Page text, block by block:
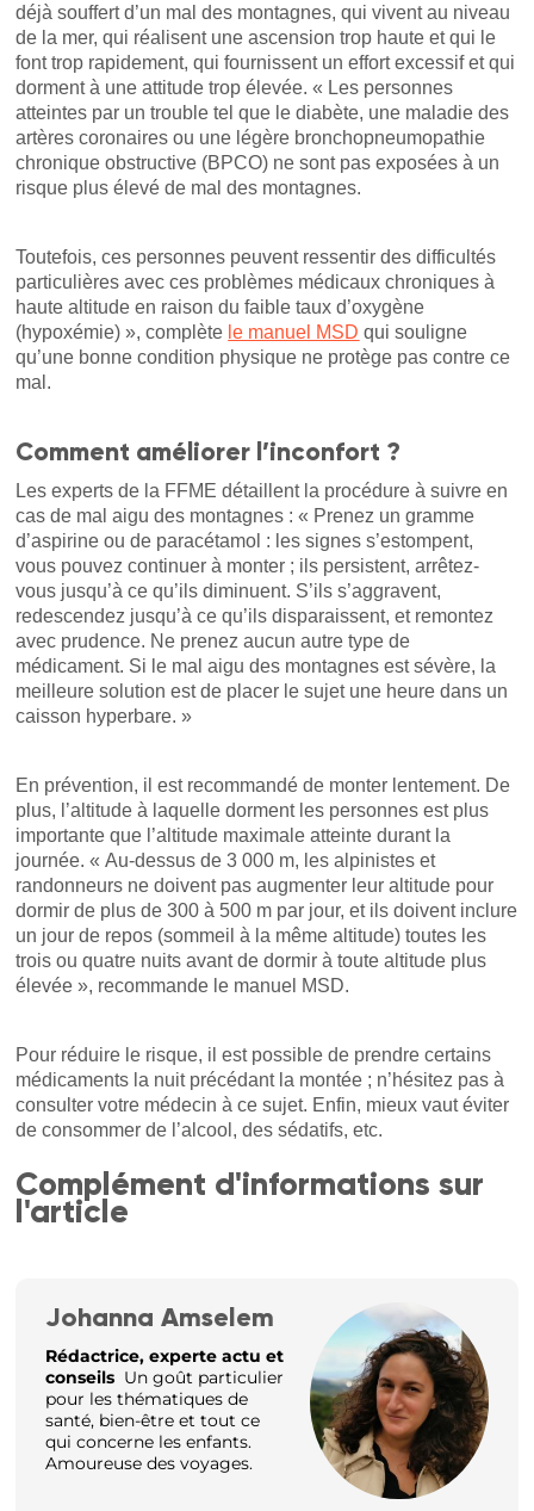
déjà souffert d’un mal des montagnes, qui vivent au niveau
de la mer, qui réalisent une ascension trop haute et qui le
font trop rapidement, qui fournissent un effort excessif et qui
dorment à une attitude trop élevée. « Les personnes
atteintes par un trouble tel que le diabète, une maladie des
artères coronaires ou une légère bronchopneumopathie
chronique obstructive (BPCO) ne sont pas exposées à un
risque plus élevé de mal des montagnes.
Toutefois, ces personnes peuvent ressentir des difficultés
particulières avec ces problèmes médicaux chroniques à
haute altitude en raison du faible taux d’oxygène
(hypoxémie) », complète le manuel MSD qui souligne
qu’une bonne condition physique ne protège pas contre ce
mal.
Comment améliorer l’inconfort ?
Les experts de la FFME détaillent la procédure à suivre en
cas de mal aigu des montagnes : « Prenez un gramme
d’aspirine ou de paracétamol : les signes s’estompent,
vous pouvez continuer à monter ; ils persistent, arrêtez-
vous jusqu’à ce qu’ils diminuent. S’ils s’aggravent,
redescendez jusqu’à ce qu’ils disparaissent, et remontez
avec prudence. Ne prenez aucun autre type de
médicament. Si le mal aigu des montagnes est sévère, la
meilleure solution est de placer le sujet une heure dans un
caisson hyperbare. »
En prévention, il est recommandé de monter lentement. De
plus, l’altitude à laquelle dorment les personnes est plus
importante que l’altitude maximale atteinte durant la
journée. « Au-dessus de 3 000 m, les alpinistes et
randonneurs ne doivent pas augmenter leur altitude pour
dormir de plus de 300 à 500 m par jour, et ils doivent inclure
un jour de repos (sommeil à la même altitude) toutes les
trois ou quatre nuits avant de dormir à toute altitude plus
élevée », recommande le manuel MSD.
Pour réduire le risque, il est possible de prendre certains
médicaments la nuit précédant la montée ; n’hésitez pas à
consulter votre médecin à ce sujet. Enfin, mieux vaut éviter
de consommer de l’alcool, des sédatifs, etc.
Complément d'informations sur
l'article
Johanna Amselem
Rédactrice, experte actu et
conseils Un goût particulier
pour les thématiques de
santé, bien-être et tout ce
qui concerne les enfants.
Amoureuse des voyages.